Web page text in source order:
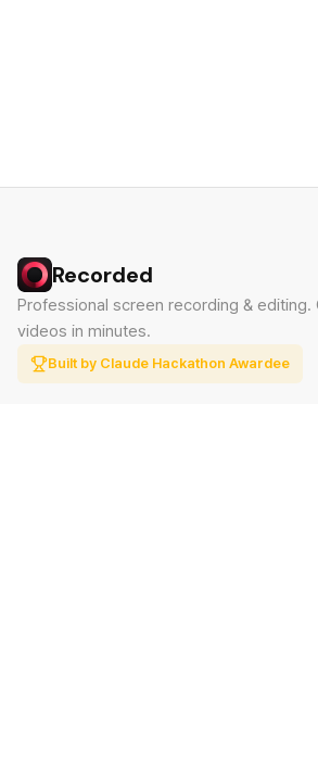
Recorded
Professional screen recording & editing.
videos in minutes.
Built by Claude Hackathon Awardee